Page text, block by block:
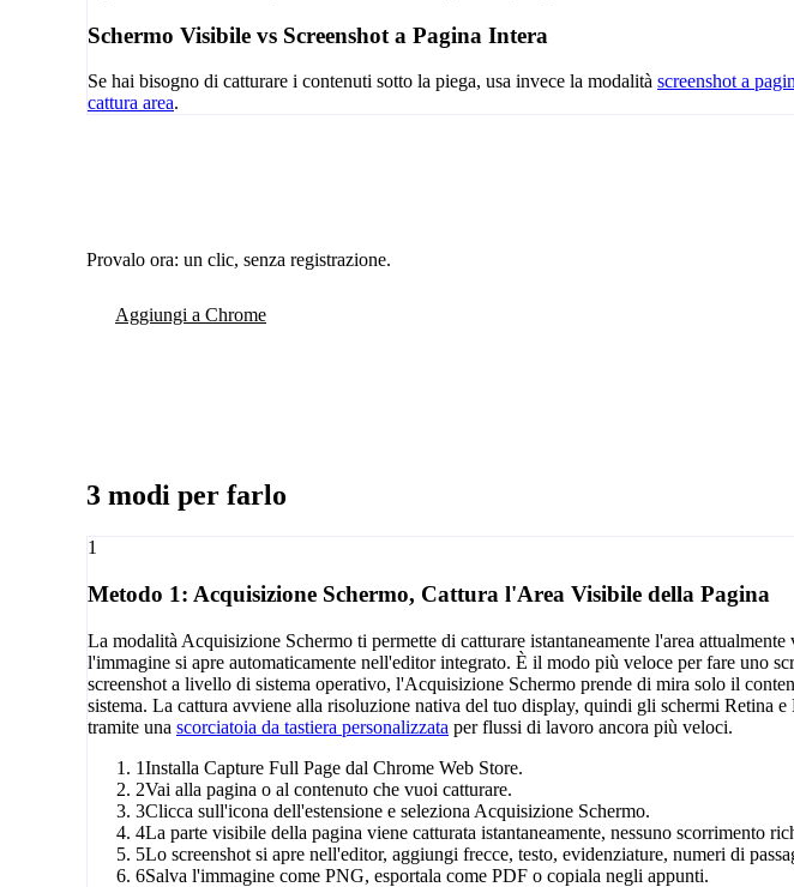
Schermo Visibile vs Screenshot a Pagina Intera
Se hai bisogno di catturare i contenuti sotto la piega, usa invece la modalità screenshot a
cattura area.
Provalo ora: un clic, senza registrazione.
Aggiungi a Chrome
3 modi per farlo
1
Metodo 1: Acquisizione Schermo, Cattura l'Area Visibile della Pagina
La modalità Acquisizione Schermo ti permette di catturare istantaneamente l'area
l'immagine si apre automaticamente nell'editor integrato. È il modo più veloce per fare uno
screenshot a livello di sistema operativo, l'Acquisizione Schermo prende di mira solo il
sistema. La cattura avviene alla risoluzione nativa del tuo display, quindi gli schermi
tramite una scorciatoia da tastiera personalizzata per flussi di lavoro ancora più veloci.
1Installa Capture Full Page dal Chrome Web Store.
2Vai alla pagina o al contenuto che vuoi catturare.
3Clicca sull'icona dell'estensione e seleziona Acquisizione Schermo.
4La parte visibile della pagina viene catturata istantaneamente, nessuno scorrimento
5Lo screenshot si apre nell'editor, aggiungi frecce, testo, evidenziature, numeri di
6Salva l'immagine come PNG, esportala come PDF o copiala negli appunti.